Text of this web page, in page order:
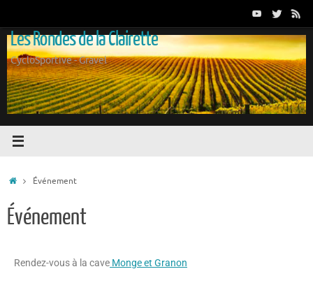
Les Rondes de la Clairette
CycloSportive - Gravel
Événement
Événement
Rendez-vous à la cave Monge et Granon